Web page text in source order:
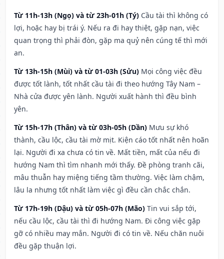
Từ 11h-13h (Ngọ) và từ 23h-01h (Tý) Cầu tài thì không có
lợi, hoặc hay bị trái ý. Nếu ra đi hay thiệt, gặp nạn, việc
quan trọng thì phải đòn, gặp ma quỷ nên cúng tế thì mới
an.
Từ 13h-15h (Mùi) và từ 01-03h (Sửu) Mọi công việc đều
được tốt lành, tốt nhất cầu tài đi theo hướng Tây Nam –
Nhà cửa được yên lành. Người xuất hành thì đều bình
yên.
Từ 15h-17h (Thân) và từ 03h-05h (Dần) Mưu sự khó
thành, cầu lộc, cầu tài mờ mịt. Kiện cáo tốt nhất nên hoãn
lại. Người đi xa chưa có tin về. Mất tiền, mất của nếu đi
hướng Nam thì tìm nhanh mới thấy. Đề phòng tranh cãi,
mâu thuẫn hay miệng tiếng tầm thường. Việc làm chậm,
lâu la nhưng tốt nhất làm việc gì đều cần chắc chắn.
Từ 17h-19h (Dậu) và từ 05h-07h (Mão) Tin vui sắp tới,
nếu cầu lộc, cầu tài thì đi hướng Nam. Đi công việc gặp
gỡ có nhiều may mắn. Người đi có tin về. Nếu chăn nuôi
đều gặp thuận lợi.